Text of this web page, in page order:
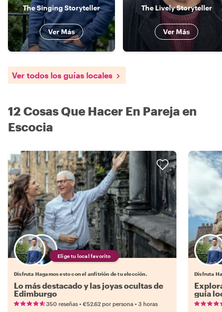
The Singing Storyteller
Ver Más
The Lively Storyteller
Ver Más
Ver todos los guías locales
12 Cosas Que Hacer En Pareja en
Escocia
Elige tu local favorito
Disfruta Hagamos esto con el anfitrión de tu elección.
Lo más destacado y las joyas ocultas de
Edimburgo
350 reseñas • €52.62 por persona • 3 horas
Disfruta
guía